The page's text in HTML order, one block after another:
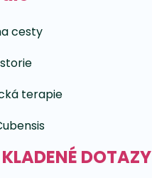
cesty
terapie
DOTAZY